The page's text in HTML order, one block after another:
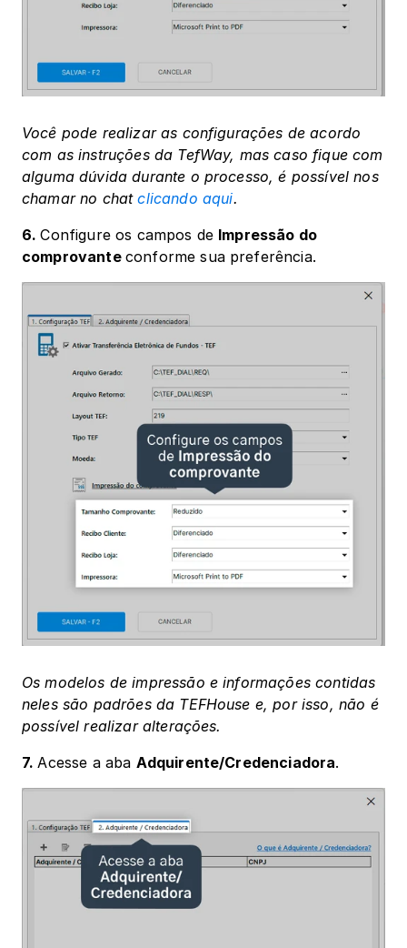
Você pode realizar as configurações de acordo
com as instruções da TefWay, mas caso fique com
alguma dúvida durante o processo, é possível nos
chamar no chat clicando aqui.
6. Configure os campos de Impressão do
comprovante conforme sua preferência.
Os modelos de impressão e informações contidas
neles são padrões da TEFHouse e, por isso, não é
possível realizar alterações.
7. Acesse a aba Adquirente/Credenciadora.